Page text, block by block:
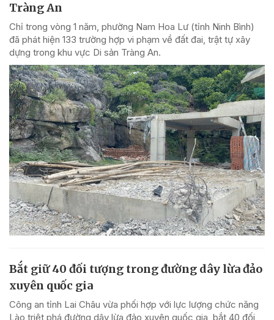
Tràng An
Chỉ trong vòng 1 năm, phường Nam Hoa Lư (tỉnh Ninh Bình)
đã phát hiện 133 trường hợp vi phạm về đất đai, trật tự xây
dựng trong khu vực Di sản Tràng An.
Bắt giữ 40 đối tượng trong đường dây lừa đảo
xuyên quốc gia
Công an tỉnh Lai Châu vừa phối hợp với lực lượng chức năng
Lào triệt phá đường dây lừa đảo xuyên quốc gia, bắt 40 đối